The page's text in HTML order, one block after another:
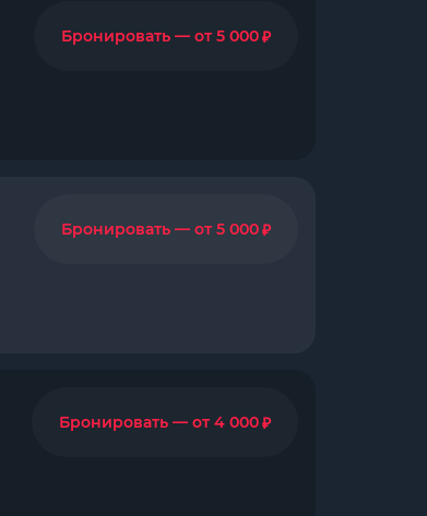
Бронировать — от 5 000₽
Бронировать — от 5 000₽
Бронировать — от 4 000₽